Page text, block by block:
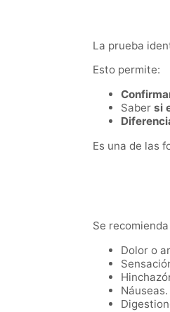
La prueba
Esto permite:
Saber si
Es una de las
Se
Dolor o
Náuseas.